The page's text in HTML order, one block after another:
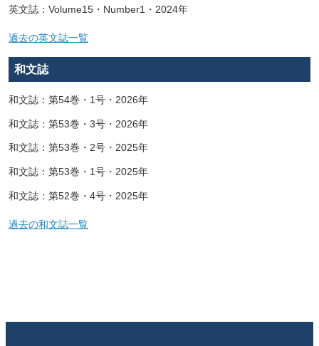
英文誌：Volume15・Number1・2024年
過去の英文誌一覧
和文誌
和文誌：第54巻・1号・2026年
和文誌：第53巻・3号・2026年
和文誌：第53巻・2号・2025年
和文誌：第53巻・1号・2025年
和文誌：第52巻・4号・2025年
過去の和文誌一覧